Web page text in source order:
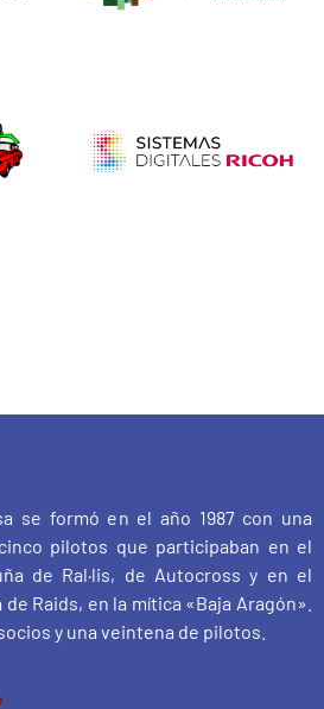
se formó en el año 1987 con una
pilotos que participaban en el
de Ral·lis, de Autocross y en el
Raids, en la mítica «Baja Aragón».
y una veintena de pilotos.